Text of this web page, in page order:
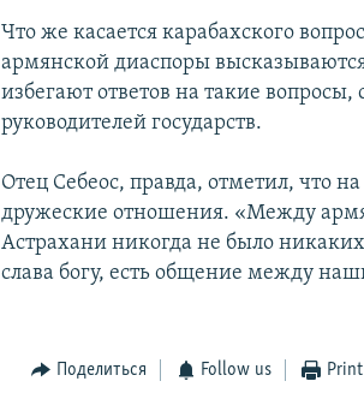
Что же касается карабахского
армянской диаспоры
избегают ответов на такие
руководителей государств.
Отец Себеос, правда, отметил, что
дружеские отношения. «Между
Астрахани никогда не было
слава богу, есть общение между
Поделиться Follow us Print